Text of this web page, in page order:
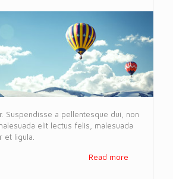
Suspendisse a pellentesque dui, non
elit lectus felis, malesuada
et ligula.
Read more